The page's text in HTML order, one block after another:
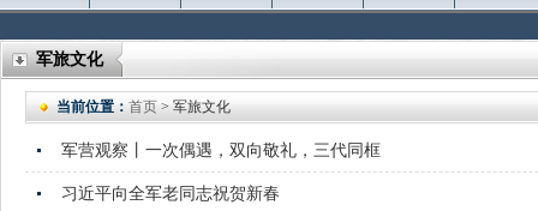
军旅文化
当前位置： 首页 > 军旅文化
军营观察丨一次偶遇，双向敬礼，三代同框
习近平向全军老同志祝贺新春